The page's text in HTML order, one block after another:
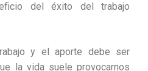
del éxito del trabajo
y el aporte debe ser
la vida suele provocarnos